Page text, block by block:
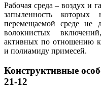
Рабочая среда – воздух и
запыленность
перемещаемой среде не
волокнистых
активных по отношению
и полиамиду примесей.
Конструктивные
21-12